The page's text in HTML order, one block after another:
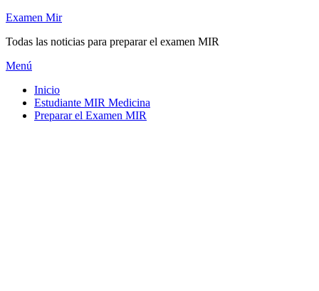
Saltar
contenido
Examen Mir
Todas las noticias para preparar el examen MIR
Menú
Inicio
Estudiante MIR Medicina
Preparar el Examen MIR